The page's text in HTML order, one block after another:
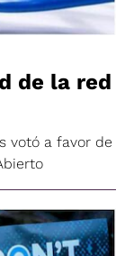
de la red
votó a favor de